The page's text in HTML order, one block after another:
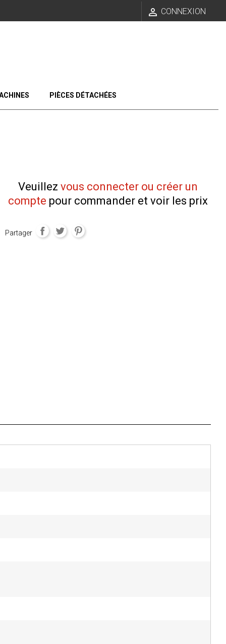
 CONNEXION
PIÈCES DÉTACHÉES
Veuillez vous connecter ou créer un
compte pour commander et voir les prix
Partager